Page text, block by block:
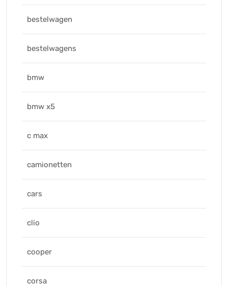
bestelwagen
bestelwagens
bmw
bmw x5
c max
camionetten
cars
clio
cooper
corsa